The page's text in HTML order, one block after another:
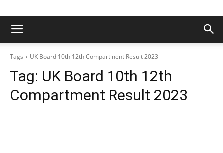
Tags UK Board 10th 12th Compartment Result 2023
Tag: UK Board 10th 12th
Compartment Result 2023